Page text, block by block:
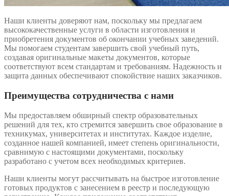
Наши клиенты доверяют нам, поскольку мы предлагаем
высококачественные услуги в области изготовления и
приобретения документов об окончании учебных заведений.
Мы помогаем студентам завершить свой учебный путь,
создавая оригинальные макеты документов, которые
соответствуют всем стандартам и требованиям. Надежность и
защита данных обеспечивают спокойствие наших заказчиков.
Преимущества сотрудничества с нами
Мы предоставляем обширный спектр образовательных
решений для тех, кто стремится завершить свое образование в
техникумах, университетах и институтах. Каждое изделие,
созданное нашей компанией, имеет степень оригинальности,
сравнимую с настоящими документами, поскольку
разработано с учетом всех необходимых критериев.
Наши клиенты могут рассчитывать на быстрое изготовление
готовых продуктов с занесением в реестр и последующую